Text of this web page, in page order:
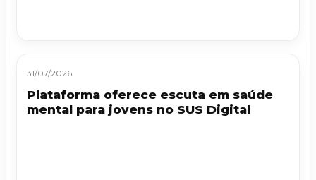
31/07/2026
Plataforma oferece escuta em saúde
mental para jovens no SUS Digital